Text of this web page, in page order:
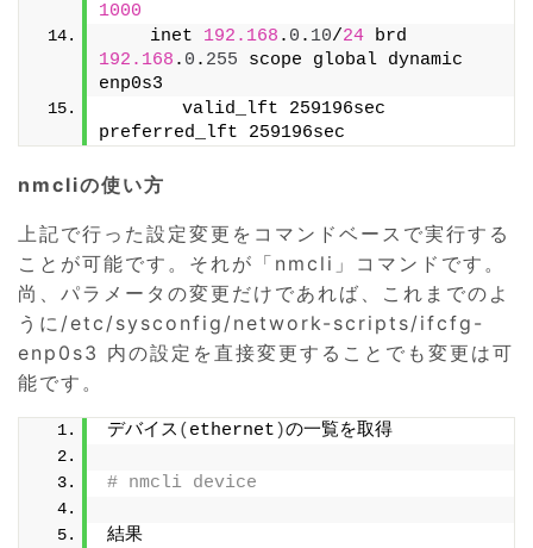
1000
    inet
192.168 . 0 . 10/24
192.168 . 0 . 255 scope global dynamic
enp0s3
       valid_lft 259196sec
preferred_lft 259196sec
nmcliの使い方
上記で行った設定変更をコマンドベースで実行する
ことが可能です。それが「nmcli」コマンドです。
尚、パラメータの変更だけであれば、これまでのよ
うに/etc/sysconfig/network-scripts/ifcfg-
enp0s3 内の設定を直接変更することでも変更は可
能です。
デバイス ( ethernet )の一覧を取得
# nmcli device
結果